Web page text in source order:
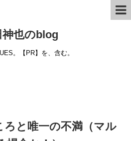
神也のblog
。【PR】を、含む。
と唯一の不満（マル